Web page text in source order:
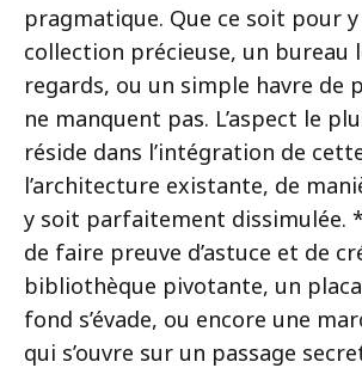
pragmatique. Que ce soit pour
collection précieuse, un bureau
regards, ou un simple havre de
ne manquent pas. L’aspect le
réside dans l’intégration de
l’architecture existante, de
y soit parfaitement dissimulée.
de faire preuve d’astuce et de
bibliothèque pivotante, un
fond s’évade, ou encore une
qui s’ouvre sur un passage